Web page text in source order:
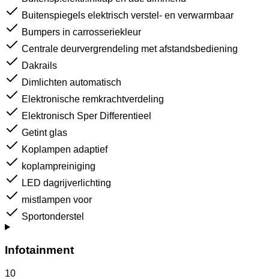
Buitenspiegels elektrisch verstel- en verwarmbaar
Bumpers in carrosseriekleur
Centrale deurvergrendeling met afstandsbediening
Dakrails
Dimlichten automatisch
Elektronische remkrachtverdeling
Elektronisch Sper Differentieel
Getint glas
Koplampen adaptief
koplampreiniging
LED dagrijverlichting
mistlampen voor
Sportonderstel
Infotainment
10